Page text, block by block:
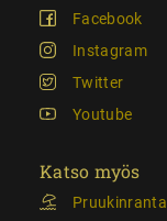
Facebook
Instagram
Twitter
Youtube
Katso myös
Pruukinranta